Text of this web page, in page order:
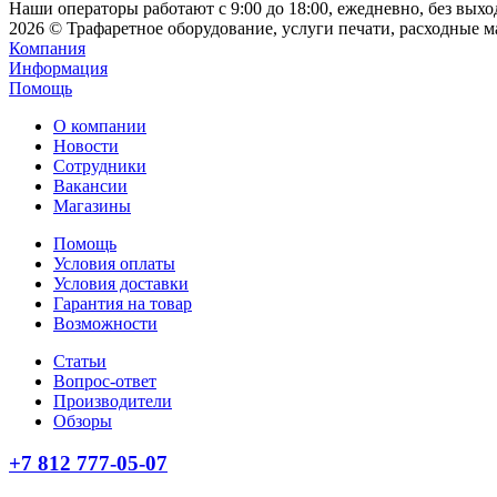
Наши операторы работают с 9:00 до 18:00, ежедневно, без
2026 © Трафаретное оборудование, услуги печати, расходные
Компания
Информация
Помощь
О компании
Новости
Сотрудники
Вакансии
Магазины
Помощь
Условия оплаты
Условия доставки
Гарантия на товар
Возможности
Статьи
Вопрос-ответ
Производители
Обзоры
+7 812 777-05-07